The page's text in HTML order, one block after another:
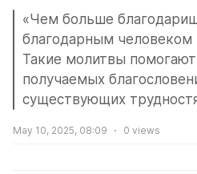
«Чем больше
благодарным человеком
Такие молитвы
получаемых
существующих
May 10, 2025, 08:09 0 views